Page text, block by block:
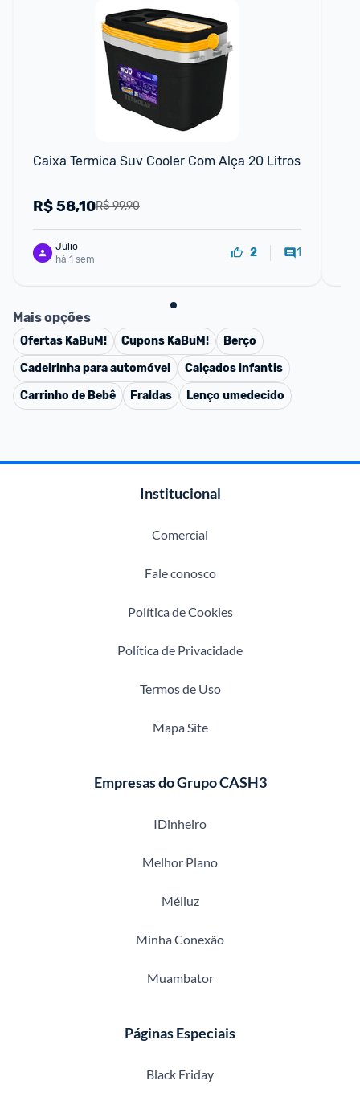
Caixa Termica Suv Cooler Com Alça 20 Litros
R$ 99,90
R$58,10
Julio
há 1 sem
2 1
Mais opções
Ofertas KaBuM! Cupons KaBuM!
Berço
Cadeirinha para automóvel
Calçados infantis
Carrinho de Bebê
Fraldas Lenço umedecido
Institucional
Comercial
Fale conosco
Política de Cookies
Política de Privacidade
Termos de Uso
Mapa Site
Empresas do Grupo CASH3
IDinheiro
Melhor Plano
Méliuz
Minha Conexão
Muambator
Páginas Especiais
Black Friday